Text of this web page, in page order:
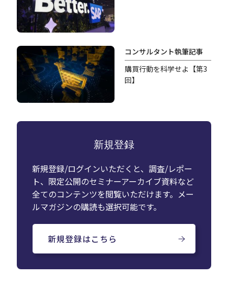
コンサルタント執筆記事
購買行動を科学せよ【第3
回】
新規登録
新規登録/ログインいただくと、調査/レポー
ト、限定公開のセミナーアーカイブ資料など
全てのコンテンツを閲覧いただけます。メー
ルマガジンの購読も選択可能です。
新規登録はこちら